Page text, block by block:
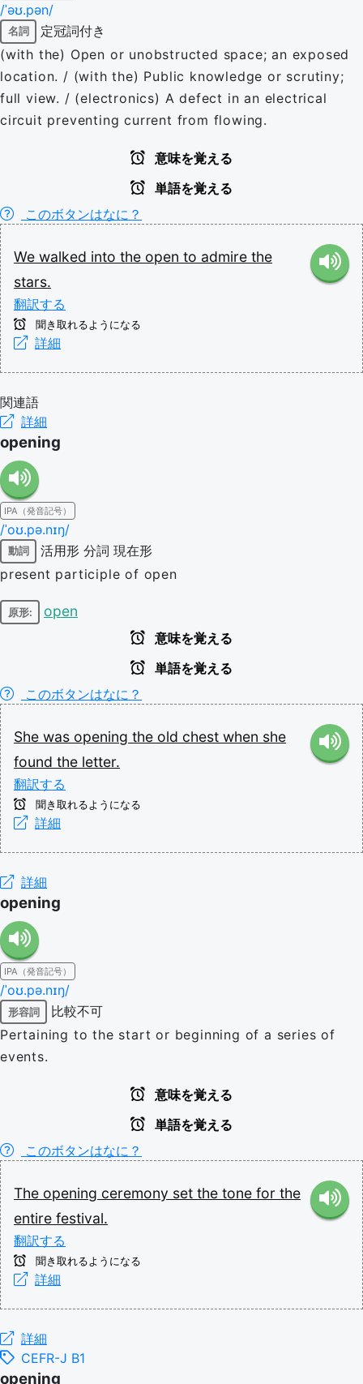
/ˈəʊ.pən/
名詞
定冠詞付き
(with the) Open or unobstructed space; an exposed
location. / (with the) Public knowledge or scrutiny;
full view. / (electronics) A defect in an electrical
circuit preventing current from flowing.
意味を覚える
単語を覚える
このボタンはなに？
We walked into the open to admire the
stars.
翻訳する
聞き取れるようになる
詳細
関連語
詳細
opening
IPA（発音記号）
/ˈoʊ.pə.nɪŋ/
動詞 活用形 分詞 現在形
present participle of open
原形: open
意味を覚える
単語を覚える
このボタンはなに？
She was opening the old chest when she
found the letter.
翻訳する
聞き取れるようになる
詳細
詳細
opening
IPA（発音記号）
/ˈoʊ.pə.nɪŋ/
形容詞
比較不可
Pertaining to the start or beginning of a series of
events.
意味を覚える
単語を覚える
このボタンはなに？
The opening ceremony set the tone for the
entire festival.
翻訳する
聞き取れるようになる
詳細
詳細
CEFR-J B1
opening